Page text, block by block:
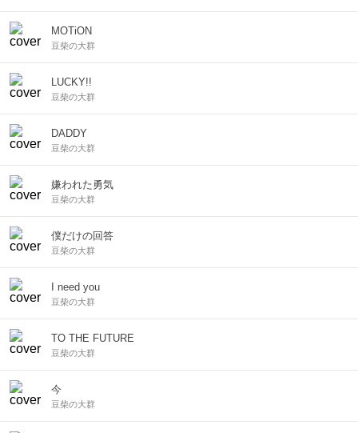
MOTiON
豆柴の大群
LUCKY!!
豆柴の大群
DADDY
豆柴の大群
嫌われた勇気
豆柴の大群
僕だけの回答
豆柴の大群
I need you
豆柴の大群
TO THE FUTURE
豆柴の大群
今
豆柴の大群